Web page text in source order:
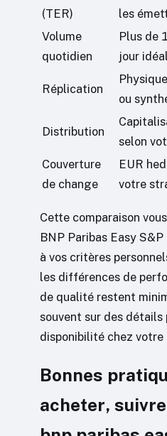
(TER)
les
Volume
quotidien
Plus de
jour
Réplication
ou
Distribution
selon
Couverture
de change
EUR
votre
Cette comparaison
BNP Paribas Easy
à vos critères
les différences de
de qualité restent
souvent sur des
disponibilité chez
Bonnes
acheter,